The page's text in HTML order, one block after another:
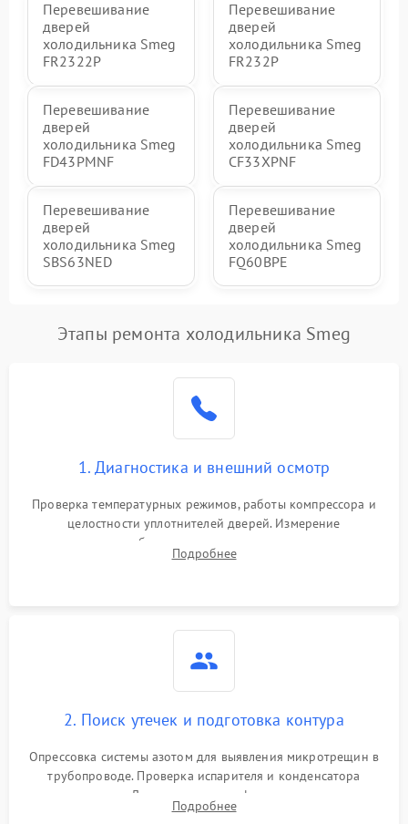
Перевешивание
дверей
холодильника Smeg
FR2322P
Перевешивание
дверей
холодильника Smeg
FR232P
Перевешивание
дверей
холодильника Smeg
FD43PMNF
Перевешивание
дверей
холодильника Smeg
CF33XPNF
Перевешивание
дверей
холодильника Smeg
SBS63NED
Перевешивание
дверей
холодильника Smeg
FQ60BPE
Этапы ремонта холодильника Smeg
1. Диагностика и внешний осмотр
Проверка температурных режимов, работы компрессора и
целостности уплотнителей дверей. Измерение
сопротивления обмоток мотора, проверка термостата и
считывание кодов ошибок с электронного дисплея.
Подробнее
2. Поиск утечек и подготовка контура
Опрессовка системы азотом для выявления микротрещин в
трубопроводе. Проверка испарителя и конденсатора
течеискателем. Демонтаж старого фильтра-осушителя и
продувка капиллярной трубки для устранения засоров.
Подробнее